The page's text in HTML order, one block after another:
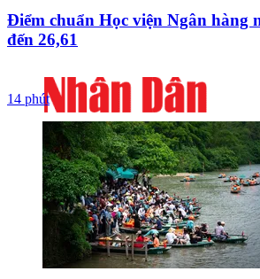
Điểm chuẩn Học viện Ngân hàng
đến 26,61
14 phút